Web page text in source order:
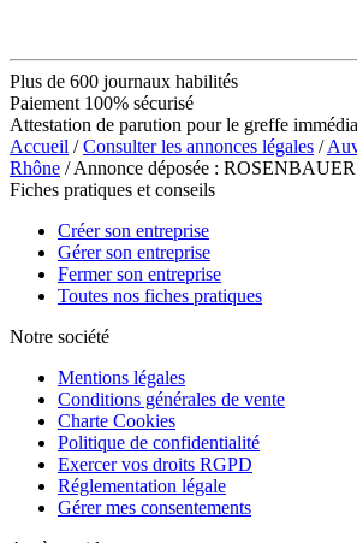
Plus de 600 journaux habilités
Paiement 100% sécurisé
Attestation de parution pour le greffe
Accueil /Consulter les annonces légales /
Rhône / Annonce déposée :
Fiches pratiques et conseils
Créer son entreprise
Gérer son entreprise
Fermer son entreprise
Toutes nos fiches pratiques
Notre société
Mentions légales
Conditions générales de vente
Charte Cookies
Politique de confidentialité
Exercer vos droits RGPD
Réglementation légale
Gérer mes consentements